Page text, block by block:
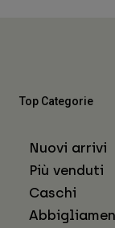
Top Categorie
Nuovi arrivi
Più venduti
Caschi